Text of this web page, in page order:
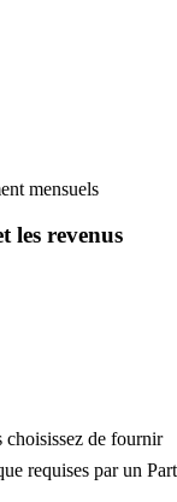
mensuels
les revenus
choisissez de fournir
requises par un